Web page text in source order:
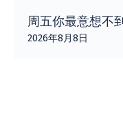
周五你最意想不
2026年8月8日